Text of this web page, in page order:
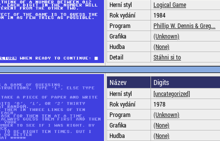
Herní styl
Logical Game
Rok vydání
1984
Program
Phillip W. Dennis & Greg...
Grafika
(Unknown)
Hudba
(None)
Detail
Stáhni si to
Název Digits
Herní styl
[uncategorized]
Rok vydání
1978
Program
(Unknown)
Grafika
(None)
Hudba
(None)